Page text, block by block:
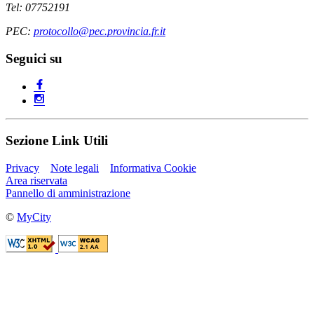
Tel: 07752191
PEC: protocollo@pec.provincia.fr.it
Seguici su
Sezione Link Utili
Privacy Note legali
Informativa Cookie
Area riservata
Pannello di amministrazione
© MyCity